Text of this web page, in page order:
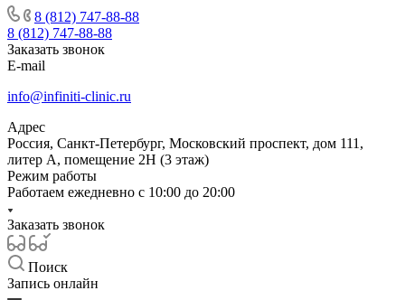
8 (812) 747-88-88
8 (812) 747-88-88
Заказать звонок
E-mail
info@infiniti-clinic.ru
Адрес
Россия, Санкт-Петербург, Московский проспект, дом 111,
литер А, помещение 2Н (3 этаж)
Режим работы
Работаем ежедневно с 10:00 до 20:00
Заказать звонок
Поиск
Запись онлайн